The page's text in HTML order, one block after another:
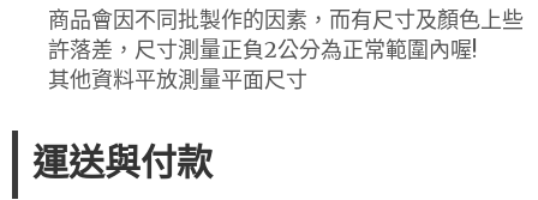
商品會因不同批製作的因素，而有尺寸及顏色上些
許落差，尺寸測量正負2公分為正常範圍內喔!
其他資料平放測量平面尺寸
運送與付款